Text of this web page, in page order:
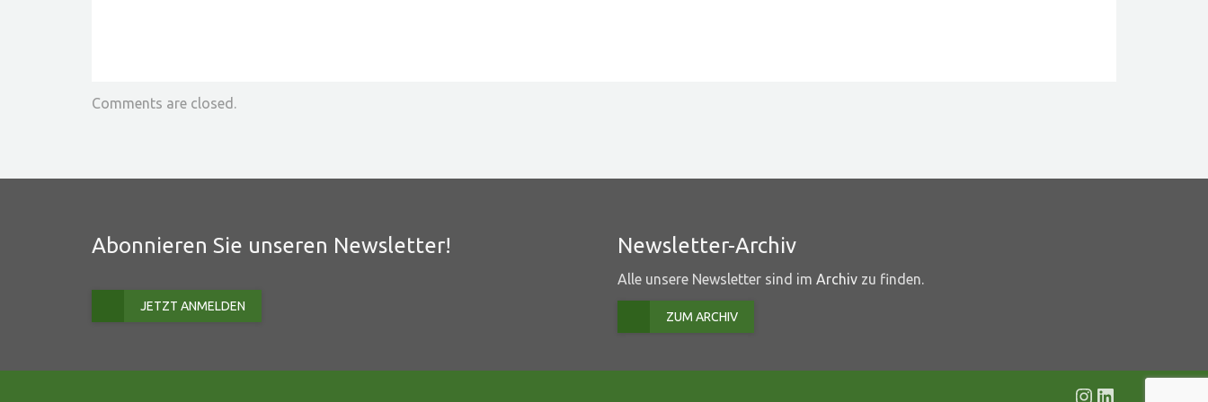
Comments are closed.
Abonnieren Sie unseren Newsletter!
JETZT ANMELDEN
Newsletter-Archiv
Alle unsere Newsletter sind im Archiv zu finden.
ZUM ARCHIV